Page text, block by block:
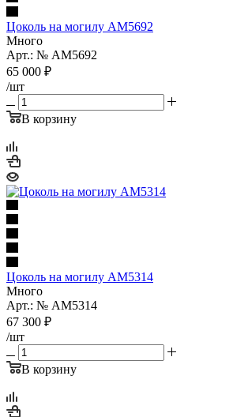
Цоколь на могилу AM5692
Много
Арт.: № AM5692
65 000 ₽
/шт
В корзину
Цоколь на могилу AM5314
Много
Арт.: № AM5314
67 300 ₽
/шт
В корзину